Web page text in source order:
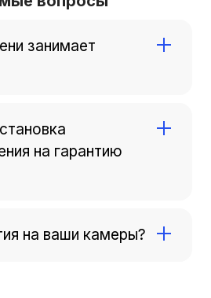
занимает
одной камерой у
установщика занимает от
один автомобиль.
на гарантию
вмешательства в основные
влияет на заводскую
на ваши камеры?